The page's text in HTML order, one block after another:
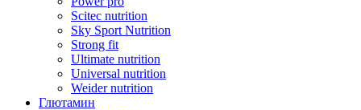
Scitec nutrition
Sky Sport Nutrition
Strong fit
Ultimate nutrition
Universal nutrition
Weider nutrition
Глютамин